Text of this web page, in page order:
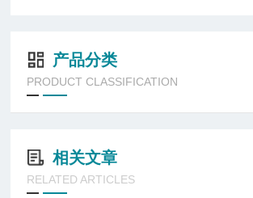
产品分类
PRODUCT CLASSIFICATION
相关文章
RELATED ARTICLES